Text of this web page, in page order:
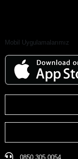
Mobil Uygulamalarımız
0850 305 0054